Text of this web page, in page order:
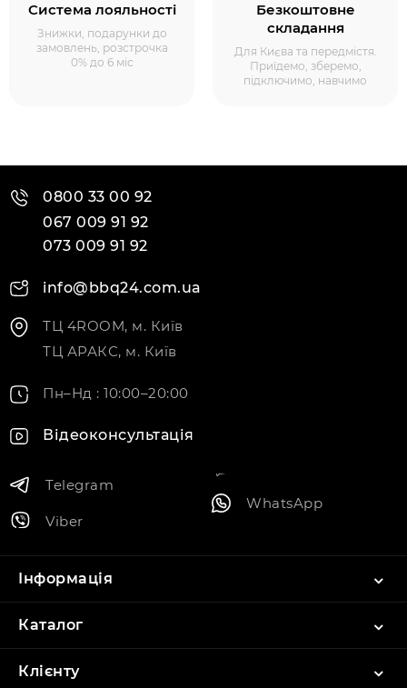
Система лояльності
Знижки, подарунки до
замовлень, розстрочка
0% до 6 міс
Безкоштовне
складання
Для Києва та передмістя.
Приїдемо, зберемо,
підключимо, навчимо
0800 33 00 92
067 009 91 92
073 009 91 92
info@bbq24.com.ua
ТЦ 4ROOM, м. Київ
ТЦ АРАКС, м. Київ
Пн–Нд : 10:00–20:00
Відеоконсультація
Telegram
Viber
WhatsApp
Інформація
Каталог
Клієнту